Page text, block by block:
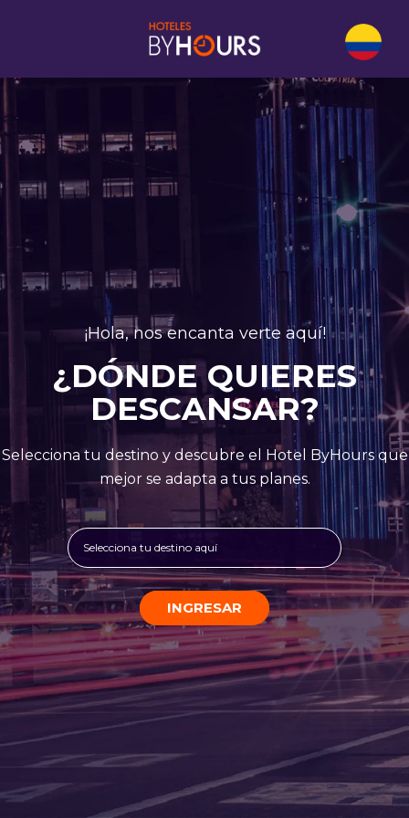
¡Hola, nos encanta verte aquí!
¿DÓNDE QUIERES
DESCANSAR?
Selecciona tu destino y descubre el Hotel ByHours que
mejor se adapta a tus planes.
Selecciona tu destino aquí
INGRESAR